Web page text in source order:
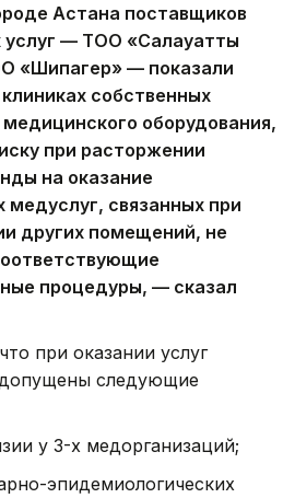
Астана поставщиков
услуг — ТОО «Салауатты
«Шипагер» — показали
собственных
оборудования,
при расторжении
на оказание
медуслуг, связанных при
других помещений, не
процедуры, — сказал
при оказании услуг
следующие
у 3-х медорганизаций;
эпидемиологических